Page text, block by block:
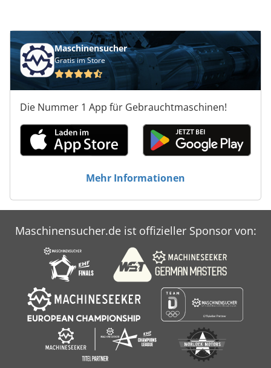
maximalen Hubhöhe von 1430 mm bietet sich
die Gelegenheit, diese HOLZMA HCL 11/56/22
Plattensäge zu erwerben. Kontaktieren Sie uns
für weitere Informationen. Chsdpfxox D Exdj Ag
Tea Anwendungsbereiche Sägen (Holz)
Maschinensucher
Gratis im Store
Die Nummer 1 App für Gebrauchtmaschinen!
Mehr Informationen
Maschinensucher.de ist offizieller Sponsor von: